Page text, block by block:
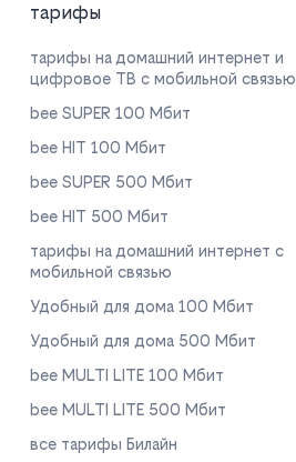
тарифы
тарифы на домашний интернет и
цифровое ТВ с мобильной связью
bee SUPER 100 Мбит
bee HIT 100 Мбит
bee SUPER 500 Мбит
bee HIT 500 Мбит
тарифы на домашний интернет с
мобильной связью
Удобный для дома 100 Мбит
Удобный для дома 500 Мбит
bee MULTI LITE 100 Мбит
bee MULTI LITE 500 Мбит
все тарифы Билайн